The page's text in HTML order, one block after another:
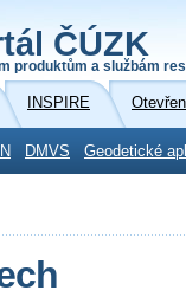
ČÚZK
produktům a službám
INSPIRE
DMVS Geodetické